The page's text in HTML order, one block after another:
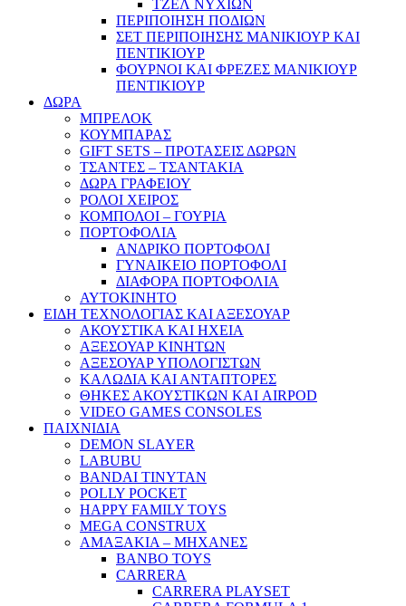
ΤΖΕΛ ΝΥΧΙΩΝ
ΠΕΡΙΠΟΙΗΣΗ ΠΟΔΙΩΝ
ΣΕΤ ΠΕΡΙΠΟΙΗΣΗΣ ΜΑΝΙΚΙΟΥΡ ΚΑΙ
ΠΕΝΤΙΚΙΟΥΡ
ΦΟΥΡΝΟΙ ΚΑΙ ΦΡΕΖΕΣ ΜΑΝΙΚΙΟΥΡ
ΠΕΝΤΙΚΙΟΥΡ
ΔΩΡΑ
ΜΠΡΕΛΟΚ
ΚΟΥΜΠΑΡΑΣ
GIFT SETS – ΠΡΟΤΑΣΕΙΣ ΔΩΡΩΝ
ΤΣΑΝΤΕΣ – ΤΣΑΝΤΑΚΙΑ
ΔΩΡΑ ΓΡΑΦΕΙΟΥ
ΡΟΛΟΙ ΧΕΙΡΟΣ
ΚΟΜΠΟΛΟΙ – ΓΟΥΡΙΑ
ΠΟΡΤΟΦΟΛΙΑ
ΑΝΔΡΙΚΟ ΠΟΡΤΟΦΟΛΙ
ΓΥΝΑΙΚΕΙΟ ΠΟΡΤΟΦΟΛΙ
ΔΙΑΦΟΡΑ ΠΟΡΤΟΦΟΛΙΑ
ΑΥΤΟΚΙΝΗΤΟ
ΕΙΔΗ ΤΕΧΝΟΛΟΓΙΑΣ ΚΑΙ ΑΞΕΣΟΥΑΡ
ΑΚΟΥΣΤΙΚΑ ΚΑΙ ΗΧΕΙΑ
ΑΞΕΣΟΥΑΡ ΚΙΝΗΤΩΝ
ΑΞΕΣΟΥΑΡ ΥΠΟΛΟΓΙΣΤΩΝ
ΚΑΛΩΔΙΑ ΚΑΙ ΑΝΤΑΠΤΟΡΕΣ
ΘΗΚΕΣ ΑΚΟΥΣΤΙΚΩΝ ΚΑΙ AIRPOD
VIDEO GAMES CONSOLES
ΠΑΙΧΝΙΔΙΑ
DEMON SLAYER
LABUBU
BANDAI TINYTAN
POLLY POCKET
HAPPY FAMILY TOYS
MEGA CONSTRUX
ΑΜΑΞΑΚΙΑ – ΜΗΧΑΝΕΣ
BANBO TOYS
CARRERA
CARRERA PLAYSET